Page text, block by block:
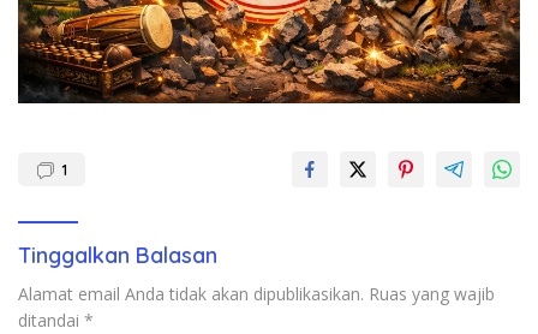
1
Tinggalkan Balasan
Alamat email Anda tidak akan dipublikasikan. Ruas yang wajib
ditandai *